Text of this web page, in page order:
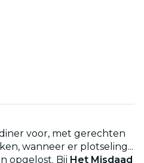
voor, met gerechten
wanneer er plotseling...
opgelost. Bij Het Misdaad